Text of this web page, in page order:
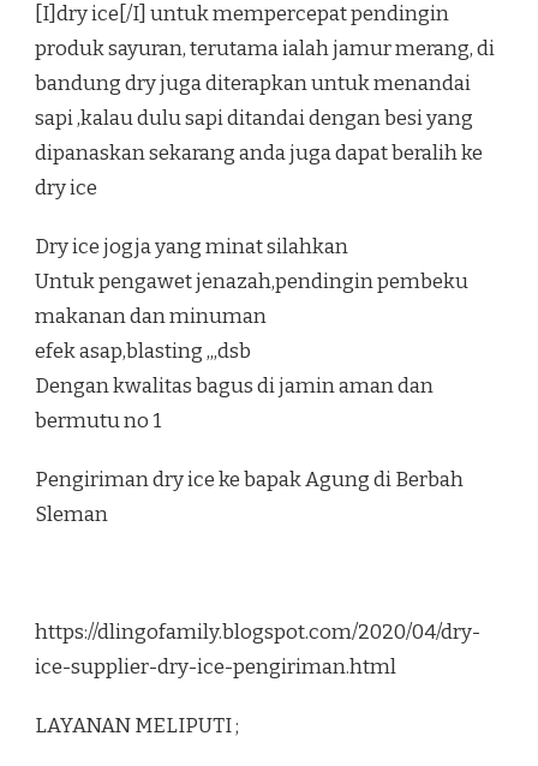
[I]dry ice[/I] untuk mempercepat pendingin
produk sayuran, terutama ialah jamur merang, di
bandung dry juga diterapkan untuk menandai
sapi ,kalau dulu sapi ditandai dengan besi yang
dipanaskan sekarang anda juga dapat beralih ke
dry ice
Dry ice jogja yang minat silahkan
Untuk pengawet jenazah,pendingin pembeku
makanan dan minuman
efek asap,blasting ,,,dsb
Dengan kwalitas bagus di jamin aman dan
bermutu no 1
Pengiriman dry ice ke bapak Agung di Berbah
Sleman
https://dlingofamily.blogspot.com/2020/04/dry-
ice-supplier-dry-ice-pengiriman.html
LAYANAN MELIPUTI ;